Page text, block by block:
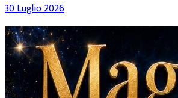
30 Luglio 2026